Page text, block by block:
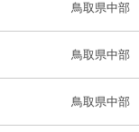
鳥取県中部
鳥取県中部
鳥取県中部